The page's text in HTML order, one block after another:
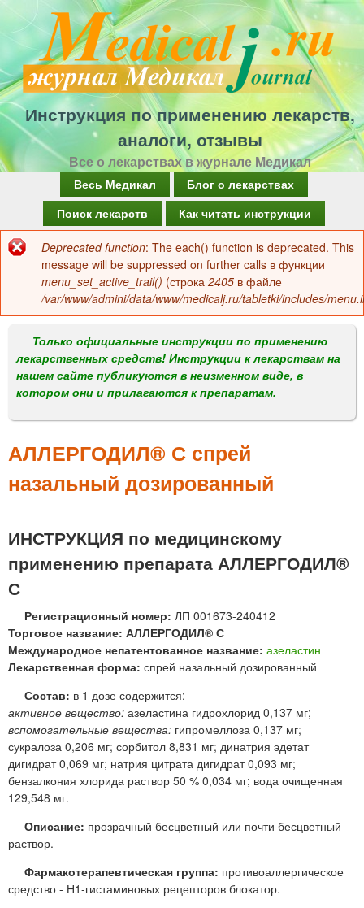
Перейти
к
основному
содержанию
Инструкция по применению лекарств,
аналоги, отзывы
Все о лекарствах в журнале Медикал
а
в
о
м
е
н
Весь Медикал
Блог о лекарствах
Поиск лекарств
Как читать инструкции
Сообщение
об
ошибке
Deprecated function: The each() function is deprecated. This
message will be suppressed on further calls в функции
menu_set_active_trail() (строка 2405 в файле
/var/www/admini/data/www/medicalj.ru/tabletki/includes/
Только официальные инструкции по применению
лекарственных средств! Инструкции к лекарствам на
нашем сайте публикуются в неизменном виде, в
котором они и прилагаются к препаратам.
АЛЛЕРГОДИЛ® С спрей
назальный дозированный
ИНСТРУКЦИЯ по медицинскому
применению препарата АЛЛЕРГОДИЛ®
С
Регистрационный номер: ЛП 001673-240412
Торговое название: АЛЛЕРГОДИЛ® С
Международное непатентованное название: азеластин
Лекарственная форма: спрей назальный дозированный
Состав: в 1 дозе содержится:
активное вещество: азеластина гидрохлорид 0,137 мг;
вспомогательные вещества: гипромеллоза 0,137 мг;
сукралоза 0,206 мг; сорбитол 8,831 мг; динатрия эдетат
дигидрат 0,069 мг; натрия цитрата дигидрат 0,093 мг;
бензалкония хлорида раствор 50 % 0,034 мг; вода очищенная
129,548 мг.
Описание: прозрачный бесцветный или почти бесцветный
раствор.
Фармакотерапевтическая группа: противоаллергическое
средство - Н1-гистаминовых рецепторов блокатор.